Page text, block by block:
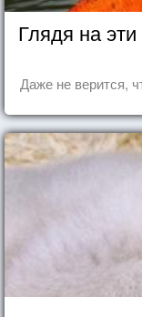
Глядя на
Даже не верится,